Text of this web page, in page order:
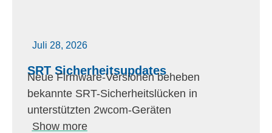
Juli 28, 2026
SRT Sicherheitsupdates
Neue Firmware-Versionen beheben
bekannte SRT-Sicherheitslücken in
unterstützten 2wcom-Geräten
Show more